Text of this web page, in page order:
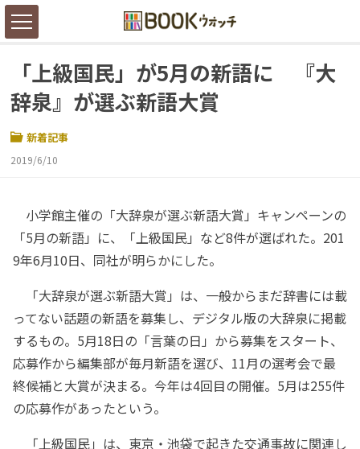
「上級国民」が5月の新語に 『大
辞泉』が選ぶ新語大賞
新着記事
2019/6/10
小学館主催の「大辞泉が選ぶ新語大賞」キャンペーンの
「5月の新語」に、「上級国民」など8件が選ばれた。201
9年6月10日、同社が明らかにした。
「大辞泉が選ぶ新語大賞」は、一般からまだ辞書には載
ってない話題の新語を募集し、デジタル版の大辞泉に掲載
するもの。5月18日の「言葉の日」から募集をスタート、
応募作から編集部が毎月新語を選び、11月の選考会で最
終候補と大賞が決まる。今年は4回目の開催。5月は255件
の応募作があったという。
「上級国民」は、東京・池袋で起きた交通事故に関連し